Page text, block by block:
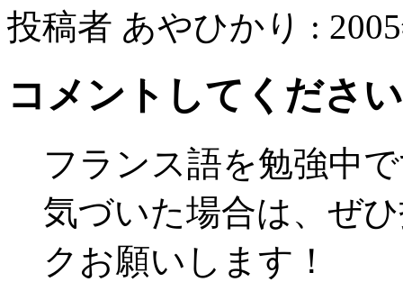
投稿者 あやひかり :
コメントしてください
フランス語を勉強中
気づいた場合は、ぜ
クお願いします！